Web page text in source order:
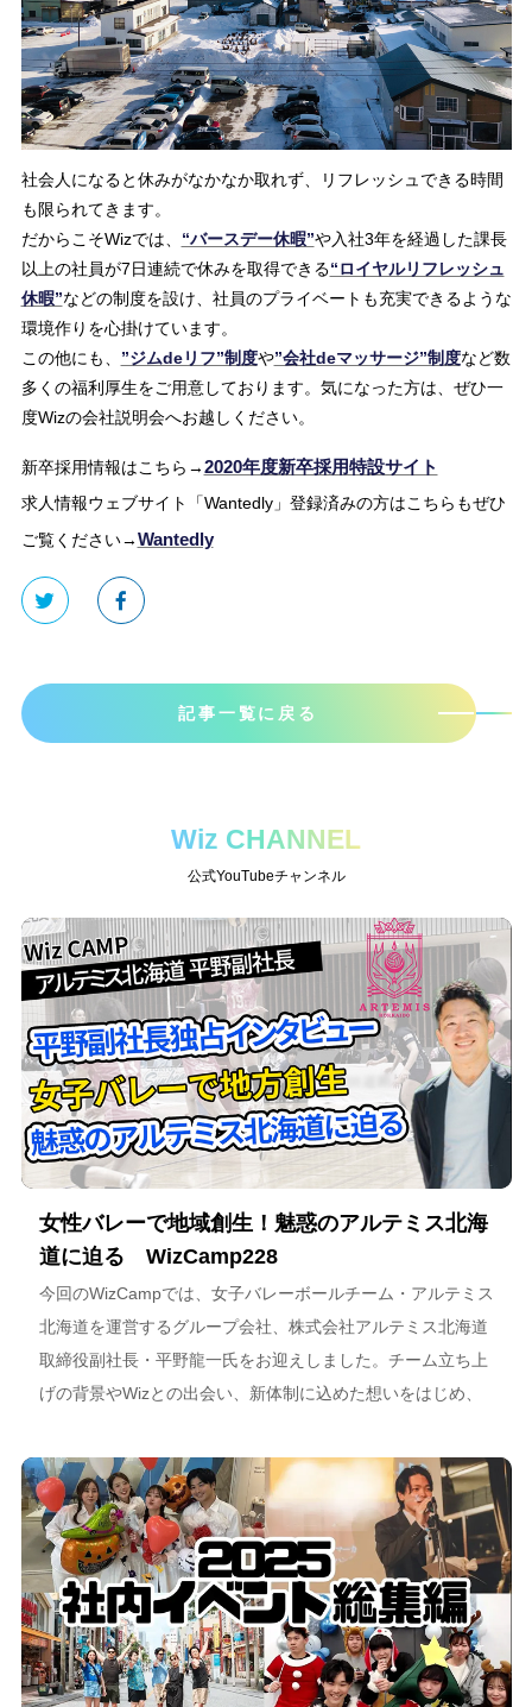
社会人になると休みがなかなか取れず、リフレッシュできる時間
も限られてきます。
だからこそWizでは、 “バースデー休暇”や入社3年を経過した課長
以上の社員が7日連続で休みを取得できる“ロイヤルリフレッシュ
休暇”などの制度を設け、社員のプライベートも充実できるような
環境作りを心掛けています。
この他にも、 ”ジムdeリフ”制度や”会社deマッサージ”制度など数
多くの福利厚生をご用意しております。気になった方は、ぜひ一
度Wizの会社説明会へお越しください。
新卒採用情報はこちら→2020年度新卒採用特設サイト
求人情報ウェブサイト「Wantedly」登録済みの方はこちらもぜひ
ご覧ください→Wantedly
記事一覧に戻る
Wiz CHANNEL
公式YouTubeチャンネル
女性バレーで地域創生！魅惑のアルテミス北海
道に迫る WizCamp228
今回のWizCampでは、女子バレーボールチーム・アルテミス
北海道を運営するグループ会社、株式会社アルテミス北海道
取締役副社長・平野龍一氏をお迎えしました。チーム立ち上
げの背景やWizとの出会い、新体制に込めた想いをはじめ、
海道が描く今後のビジョンについて語っています。